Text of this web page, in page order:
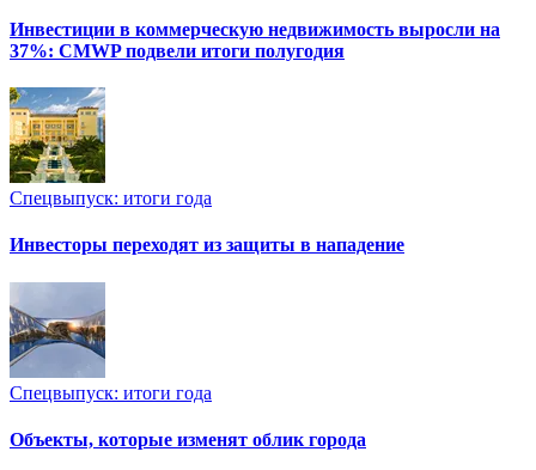
Инвестиции в коммерческую недвижимость выросли на
37%: CMWP подвели итоги полугодия
Спецвыпуск: итоги года
Инвесторы переходят из защиты в нападение
Спецвыпуск: итоги года
Объекты, которые изменят облик города